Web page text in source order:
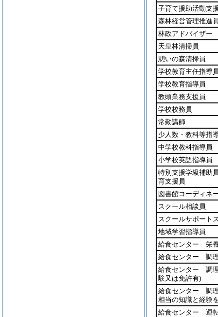
子育て援助活動支
森林経営管理推進
林政アドバイザー
天皇林清掃員
憩いの森清掃員
学校教育主任指導
学校教育指導員
教頭業務支援員
学校校務員
常勤講師
少人数・教科等指
中学校教科指導員
小学校英語指導員
特別支援学級補助
育支援員
図書館コーディネ
スクール相談員
スクールサポート
地域学習指導員
給食センター 栄
給食センター 調
給食センター 調
験又は免許有)
給食センター 調
相当の知識と経験
給食センター 運